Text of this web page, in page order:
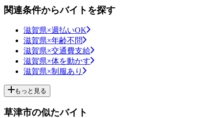
関連条件からバイトを探す
滋賀県×週払いOK
滋賀県×年齢不問
滋賀県×交通費支給
滋賀県×体を動かす
滋賀県×制服あり
もっと見る
草津市の似たバイト